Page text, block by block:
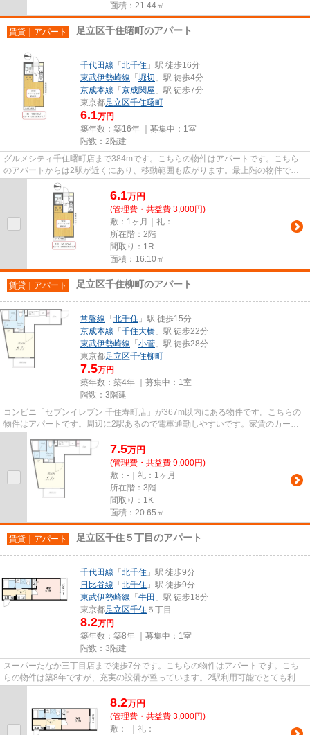
面積：21.44㎡
賃貸｜アパート 足立区千住曙町のアパート
千代田線 「 北千住 」駅 徒歩16分
東武伊勢崎線 「 堀切 」駅 徒歩4分
京成本線 「 京成関屋 」駅 徒歩7分
東京都足立区千住曙町
6.1万円
築年数：築16年 ｜募集中： 1室
階数：2階建
グルメシティ千住曙町店まで384mです。こちらの物件はアパートです。こちら
のアパートからは2駅が近くにあり、移動範囲も広がります。最上階の物件で
す。ココ千代田線北千住近辺にて、...
6.1万円
(管理費・共益費 3,000円)
敷：1ヶ月｜礼：-
所在階：2階
間取り：1R
面積：16.10㎡
賃貸｜アパート 足立区千住柳町のアパート
常磐線 「 北千住 」駅 徒歩15分
京成本線 「 千住大橋 」駅 徒歩22分
東武伊勢崎線 「 小菅 」駅 徒歩28分
東京都足立区千住柳町
7.5万円
築年数：築4年 ｜募集中： 1室
階数：3階建
コンビニ「セブンイレブン 千住寿町店」が367m以内にある物件です。こちらの
物件はアパートです。周辺に2駅あるので電車通勤しやすいです。家賃のカード
7.5万円
(管理費・共益費 9,000円)
敷：-｜礼：1ヶ月
所在階：3階
間取り：1K
面積：20.65㎡
賃貸｜アパート 足立区千住５丁目のアパート
千代田線 「 北千住 」駅 徒歩9分
日比谷線 「 北千住 」駅 徒歩9分
東武伊勢崎線 「 牛田 」駅 徒歩18分
東京都足立区千住 ５丁目
8.2万円
築年数：築8年 ｜募集中： 1室
階数：3階建
スーパーたなか三丁目店まで徒歩7分です。こちらの物件はアパートです。こち
らの物件は築8年ですが、充実の設備が整っています。2駅利用可能でとても利便
8.2万円
(管理費・共益費 3,000円)
敷：-｜礼：-